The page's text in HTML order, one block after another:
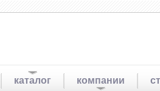
каталог компании